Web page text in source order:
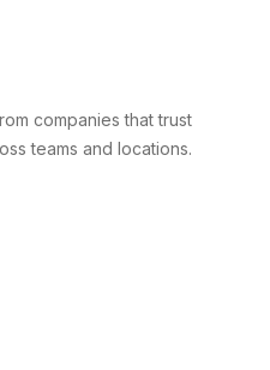
companies that trust
teams and locations.